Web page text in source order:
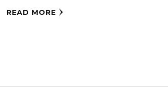
READ MORE